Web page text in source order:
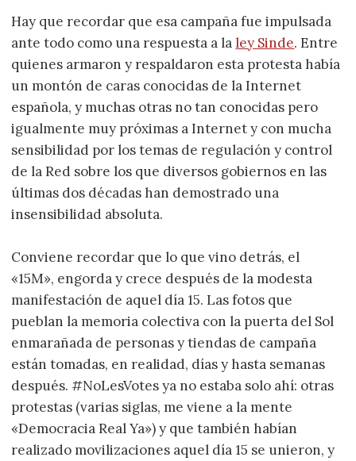
Hay que recordar que esa campaña fue impulsada
ante todo como una respuesta a laley Sinde. Entre
quienes armaron y respaldaron esta protesta había
un montón de caras conocidas de la Internet
española, y muchas otras no tan conocidas pero
igualmente muy próximas a Internet y con mucha
sensibilidad por los temas de regulación y control
de la Red sobre los que diversos gobiernos en las
últimas dos décadas han demostrado una
insensibilidad absoluta.
Conviene recordar que lo que vino detrás, el
«15M», engorda y crece después de la modesta
manifestación de aquel día 15. Las fotos que
pueblan la memoria colectiva con la puerta del Sol
enmarañada de personas y tiendas de campaña
están tomadas, en realidad, días y hasta semanas
después. #NoLesVotes ya no estaba solo ahí: otras
protestas (varias siglas, me viene a la mente
«Democracia Real Ya») y que también habían
realizado movilizaciones aquel día 15 se unieron, y